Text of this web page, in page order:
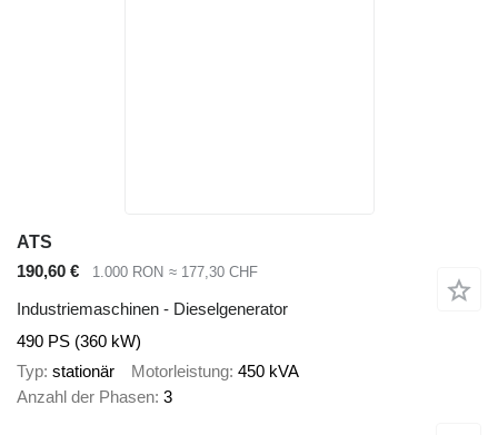
ATS
190,60 €
1.000 RON ≈ 177,30 CHF
Industriemaschinen - Dieselgenerator
490 PS (360 kW)
Typ stationär Motorleistung 450 kVA
Anzahl der Phasen 3